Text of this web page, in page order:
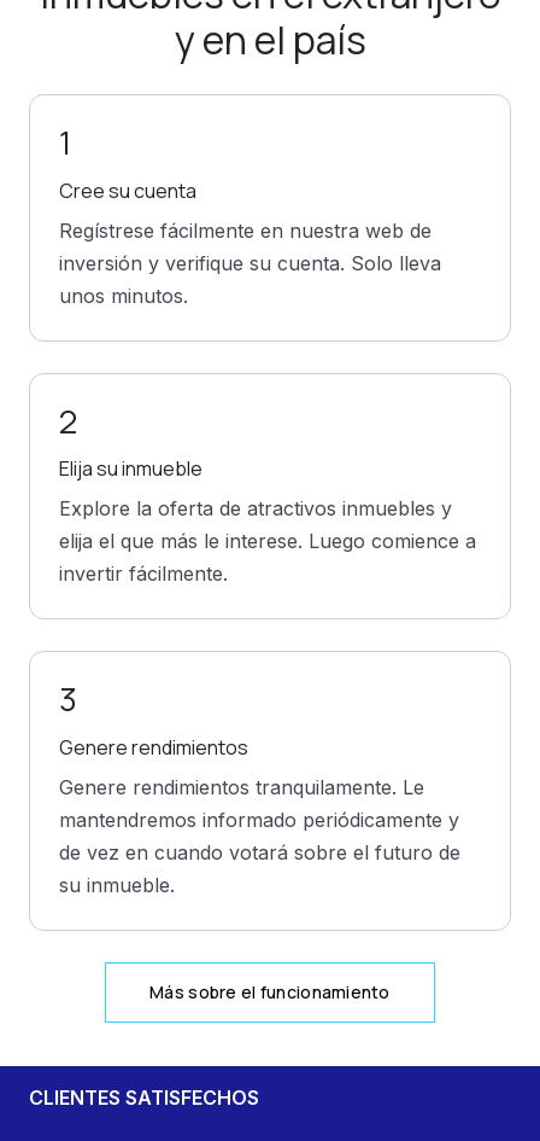
y en el país
1
Cree su cuenta
Regístrese fácilmente en nuestra web de
inversión y verifique su cuenta. Solo lleva
unos minutos.
2
Elija su inmueble
Explore la oferta de atractivos inmuebles y
elija el que más le interese. Luego comience a
invertir fácilmente.
3
Genere rendimientos
Genere rendimientos tranquilamente. Le
mantendremos informado periódicamente y
de vez en cuando votará sobre el futuro de
su inmueble.
Más sobre el funcionamiento
CLIENTES SATISFECHOS